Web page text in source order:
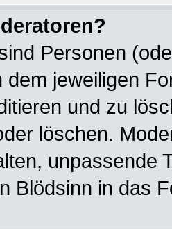
Personen
dem jeweiligen
und zu
löschen.
unpassende
Blödsinn in das